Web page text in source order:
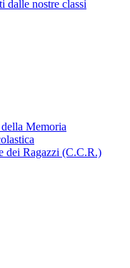
dalle nostre classi
Memoria
dei Ragazzi (C.C.R.)